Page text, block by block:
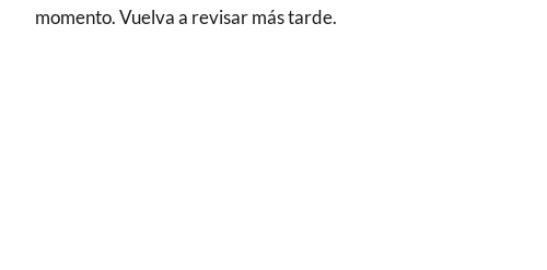
momento. Vuelva a revisar más tarde.